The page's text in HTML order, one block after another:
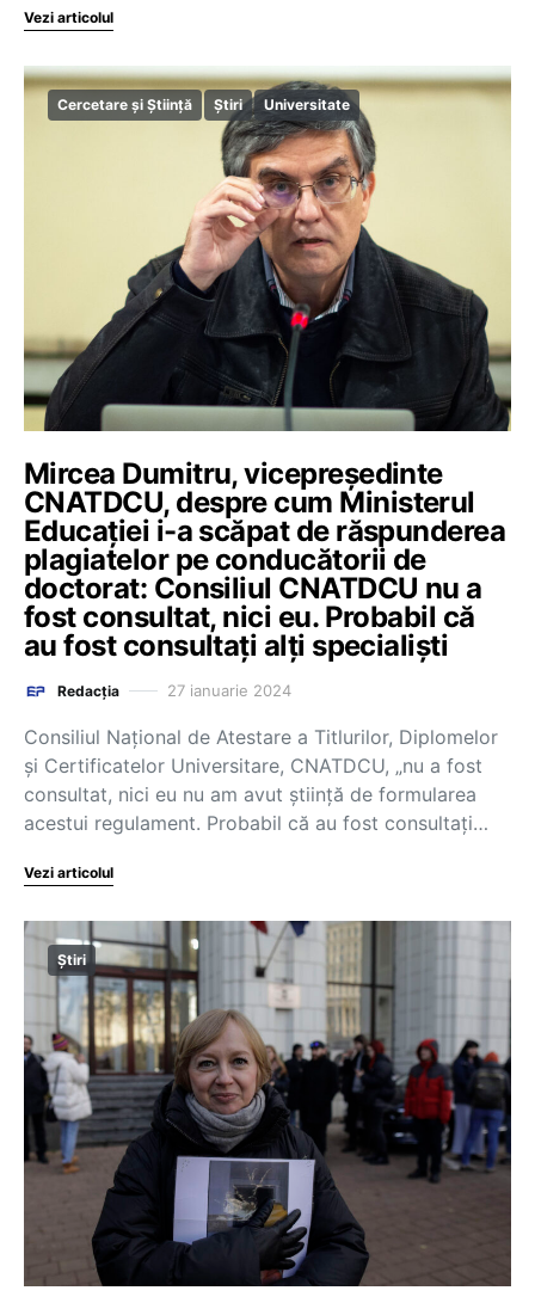
Vezi articolul
Cercetare și Știință Știri Universitate
Mircea Dumitru, vicepreședinte
CNATDCU, despre cum Ministerul
Educației i-a scăpat de răspunderea
plagiatelor pe conducătorii de
doctorat: Consiliul CNATDCU nu a
fost consultat, nici eu. Probabil că
au fost consultați alți specialiști
Redacția 27 ianuarie 2024
Consiliul Naţional de Atestare a Titlurilor, Diplomelor
și Certificatelor Universitare, CNATDCU, „nu a fost
consultat, nici eu nu am avut știință de formularea
acestui regulament. Probabil că au fost consultați…
Vezi articolul
Știri